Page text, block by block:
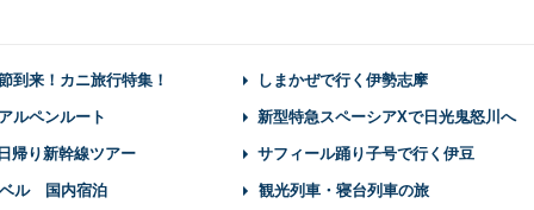
到来！カニ旅行特集！ しまかぜで行く伊勢志摩
ルペンルート 新型特急スペーシアXで日光鬼怒川へ
帰り新幹線ツアー サフィール踊り子号で行く伊豆
ル 国内宿泊 観光列車・寝台列車の旅